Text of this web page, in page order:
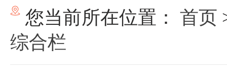
您当前所在位置： 首页
综合栏